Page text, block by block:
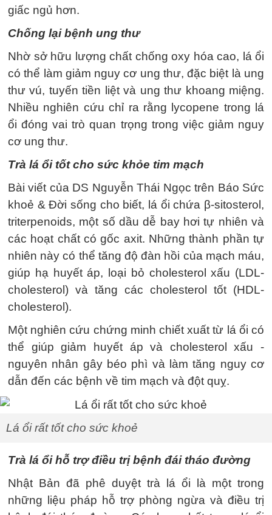
giấc ngủ hơn.
Chống lại bệnh ung thư
Nhờ sở hữu lượng chất chống oxy hóa cao, lá ổi
có thể làm giảm nguy cơ ung thư, đặc biệt là ung
thư vú, tuyến tiền liệt và ung thư khoang miệng.
Nhiều nghiên cứu chỉ ra rằng lycopene trong lá
ổi đóng vai trò quan trọng trong việc giảm nguy
cơ ung thư.
Trà lá ổi tốt cho sức khỏe tim mạch
Bài viết của DS Nguyễn Thái Ngọc trên Báo Sức
khoẻ & Đời sống cho biết, lá ổi chứa β-sitosterol,
triterpenoids, một số dầu dễ bay hơi tự nhiên và
các hoạt chất có gốc axit. Những thành phần tự
nhiên này có thể tăng độ đàn hồi của mạch máu,
giúp hạ huyết áp, loại bỏ cholesterol xấu (LDL-
cholesterol) và tăng các cholesterol tốt (HDL-
Một nghiên cứu chứng minh chiết xuất từ lá ổi có
thể giúp giảm huyết áp và cholesterol xấu -
nguyên nhân gây béo phì và làm tăng nguy cơ
dẫn đến các bệnh về tim mạch và đột quỵ.
Lá ổi rất tốt cho sức khoẻ
Trà lá ổi hỗ trợ điều trị bệnh đái tháo đường
những liệu pháp hỗ trợ phòng ngừa và điều trị